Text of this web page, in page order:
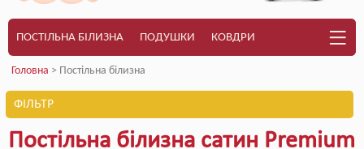
ПОСТІЛЬНА БІЛИЗНА ПОДУШКИ КОВДРИ
Головна > Постільна білизна
ФІЛЬТР
Постільна білизна сатин Premium